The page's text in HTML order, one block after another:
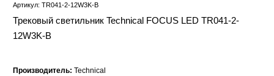
Артикул: TR041-2-12W3K-B
Трековый светильник Technical FOCUS LED TR041-2-
12W3K-B
Производитель: Technical